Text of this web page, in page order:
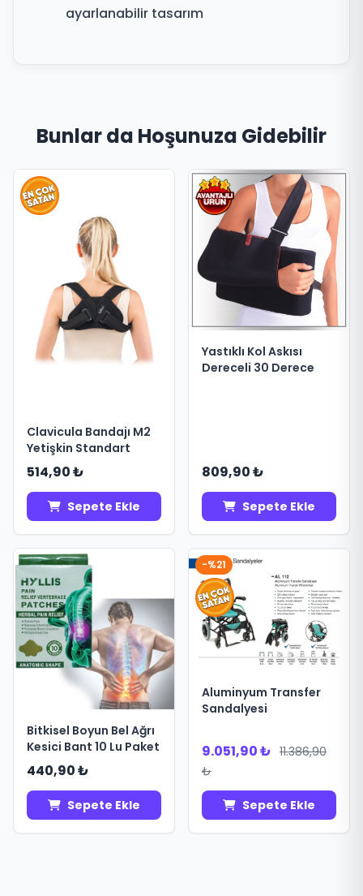
ayarlanabilir tasarım
Bunlar da Hoşunuza Gidebilir
Clavicula Bandajı M2
Yetişkin Standart
514,90 ₺
Sepete Ekle
Yastıklı Kol Askısı
Dereceli 30 Derece
809,90 ₺
Sepete Ekle
Bitkisel Boyun Bel Ağrı
Kesici Bant 10 Lu Paket
440,90 ₺
Sepete Ekle
-%21
Aluminyum Transfer
Sandalyesi
9.051,90 ₺ 11.386,90
₺
Sepete Ekle